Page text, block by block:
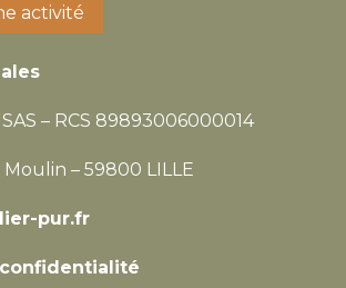
activité
– RCS 89893006000014
– 59800 LILLE
pur.fr